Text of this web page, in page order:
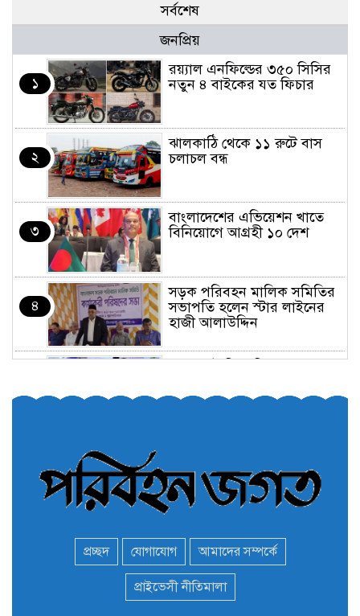
সর্বশেষ
জনপ্রিয়
১
র‌য়্যাল এনফিল্ডের ৩৫০ সিসির
নতুন ৪ বাইকের যত ফিচার
২
ঝালকাঠি থেকে ১১ রুটে বাস
চলাচল বন্ধ
৩
বাংলাদেশের এভিয়েশন খাতে
বিনিয়োগে আগ্রহী ১০ দেশ
৪
সড়ক পরিবহন মালিক সমিতির
সভাপতি হলেন স্টার লাইনের
হাজী আলাউদ্দিন
অনির্দিষ্টকালের জন্য বাংলাদেশে
মন্ত্রী এমপিদের দেশত্যাগের
হিড়িক : নিরাপদ আশ্রয়ে
প্রচ্ছদ যোগাযোগ আমাদের সম্পর্কে
প্রাইভেসী নীতিমালা